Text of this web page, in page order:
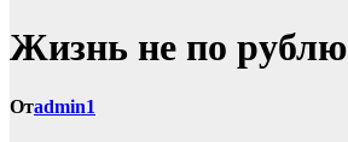
Жизнь не по рублю
Отadmin1